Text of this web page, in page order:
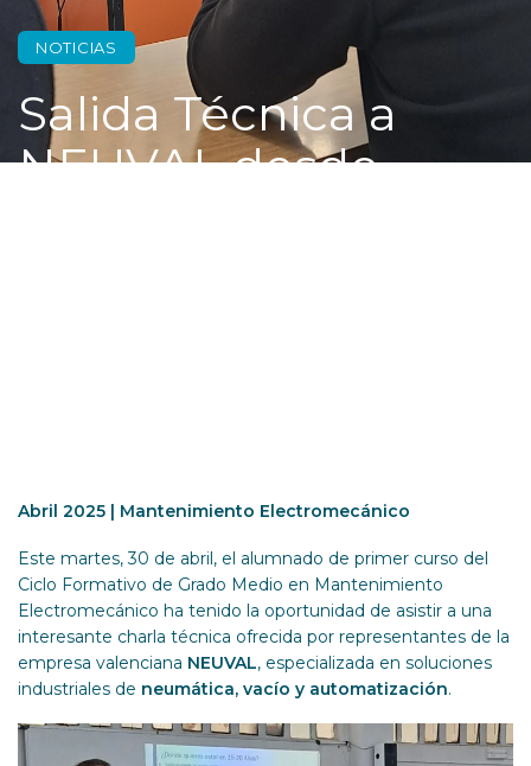
NOTICIAS
Salida Técnica a
NEUVAL desde
Abril 2025 | Mantenimiento Electromecánico
Este martes, 30 de abril, el alumnado de primer curso del
Ciclo Formativo de Grado Medio en Mantenimiento
Electromecánico ha tenido la oportunidad de asistir a una
interesante charla técnica ofrecida por representantes de la
empresa valenciana NEUVAL, especializada en soluciones
industriales de neumática, vacío y automatización.